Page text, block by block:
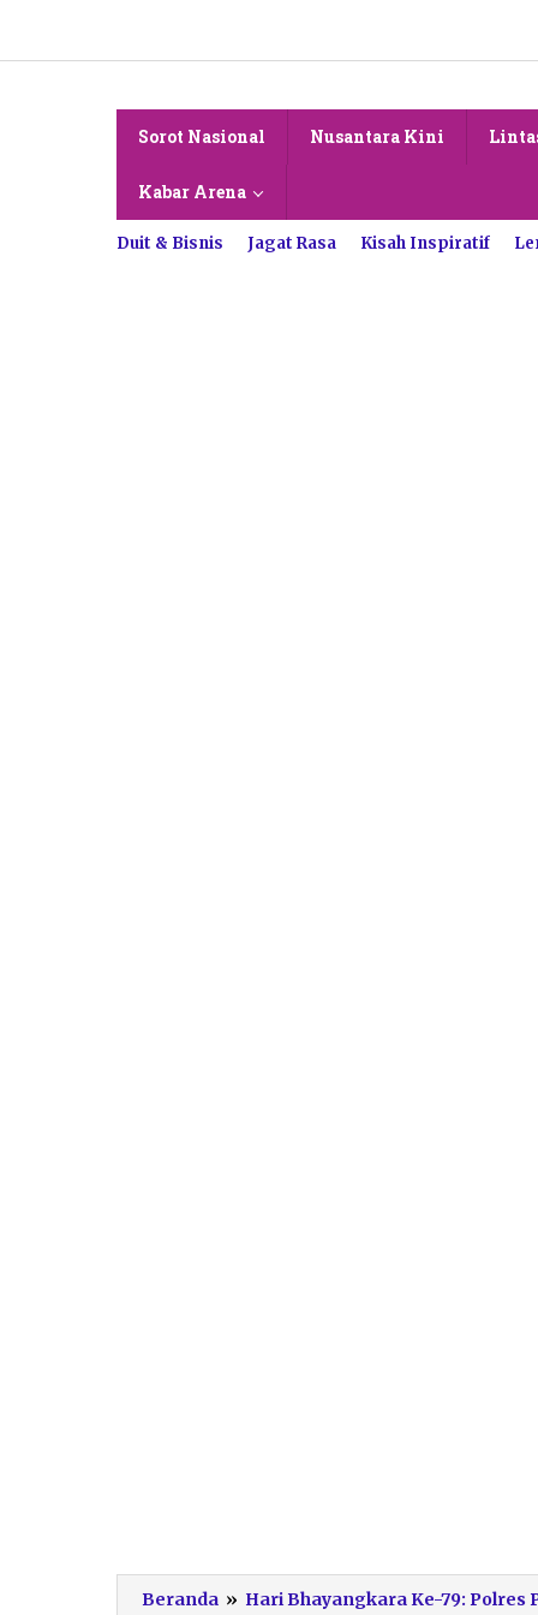
konten
Sorot Nasional Nusantara Kini
Kabar Arena
Duit & Bisnis Jagat Rasa Kisah Inspiratif
Beranda » Hari Bhayangkara Ke-79: Polres